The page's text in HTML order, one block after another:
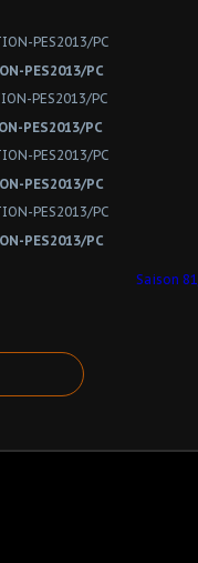
PES2013/PC
PES2013/PC
PES2013/PC
PES2013/PC
Saison